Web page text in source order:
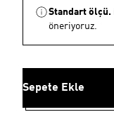
Standart ölçü.
öneriyoruz.
Sepete Ekle